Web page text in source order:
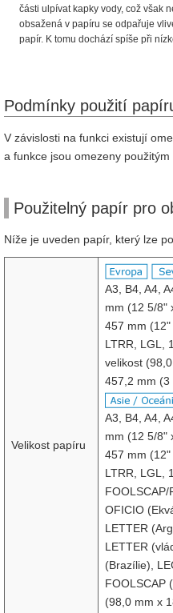
části ulpívat kapky vody, což však
obsažená v papíru se odpařuje
papír. K tomu dochází spíše při
Podmínky použití
V závislosti na funkci existují
a funkce jsou omezeny použitým
Použitelný papír pro
Níže je uveden papír, který lze
Velikost papíru
A3, B4, A4,
mm (12 5/8"
457 mm (12"
LTRR, LGL,
velikost
457,2 mm (3
A3, B4, A4,
mm (12 5/8"
457 mm (12"
LTRR, LGL,
FOOLSCAP/
OFICIO
LETTER
LETTER
(Brazílie),
FOOLSCAP
(98,0 mm x